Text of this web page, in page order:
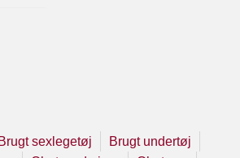
Brugt sexlegetøj
Brugt undertøj